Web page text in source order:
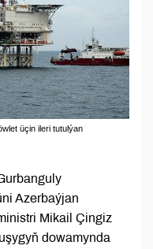
üçin ileri tutulýan
Azerbaýjan
Mikail Çingiz
dowamynda